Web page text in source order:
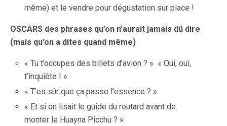
même) et le vendre pour dégustation sur place !
OSCARS des phrases qu’on n’aurait jamais dû dire
(mais qu’on a dites quand même)
« Tu t’occupes des billets d’avion ? » « Oui, oui,
t’inquiète ! »
« T’es sûr que ça passe l’essence ? »
« Et si on lisait le guide du routard avant de
monter le Huayna Picchu ? »